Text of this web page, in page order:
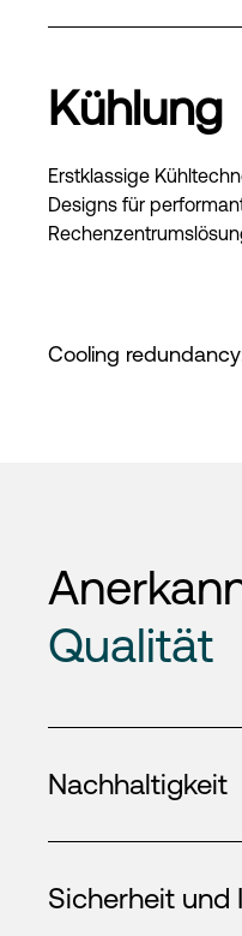
Kühlung
Erstklassige
Designs für
Cooling redundancy
Qualität
Nachhaltigkeit
Sicherheit und